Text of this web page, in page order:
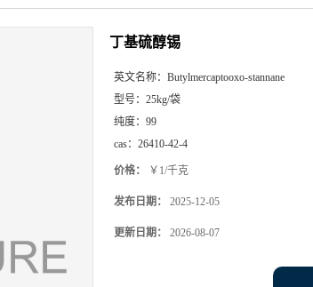
丁基硫醇锡
英文名称： Butylmercaptooxo-stannane
型号： 25kg/袋
纯度： 99
cas： 26410-42-4
价格： ￥1/千克
发布日期： 2025-12-05
更新日期： 2026-08-07